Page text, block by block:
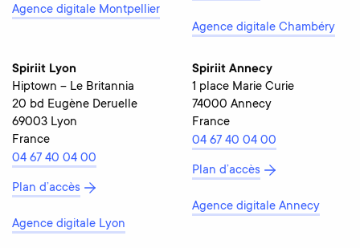
Agence digitale Montpellier
Agence digitale Chambéry
Spiriit Lyon
Hiptown – Le Britannia
20 bd Eugène Deruelle
69003 Lyon
France
04 67 40 04 00
Plan d’accès
Agence digitale Lyon
Spiriit Annecy
1 place Marie Curie
74000 Annecy
France
04 67 40 04 00
Plan d’accès
Agence digitale Annecy